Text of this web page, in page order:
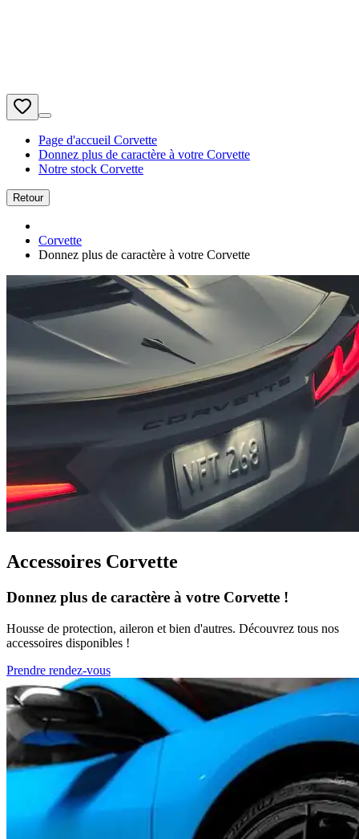
Page d'accueil Corvette
Donnez plus de caractère à votre Corvette
Notre stock Corvette
Retour
Corvette
Donnez plus de caractère à votre Corvette
Accessoires Corvette
Donnez plus de caractère à votre Corvette !
Housse de protection, aileron et bien d'autres. Découvrez tous nos
accessoires disponibles !
Prendre rendez-vous